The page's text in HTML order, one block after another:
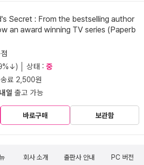
Secret : From the bestselling author
an award winning TV series (Paperb
│ 상태 : 중
료 2,500원
내일 출고 가능
바로구매 보관함
회사 소개 출판사 안내 PC 버전